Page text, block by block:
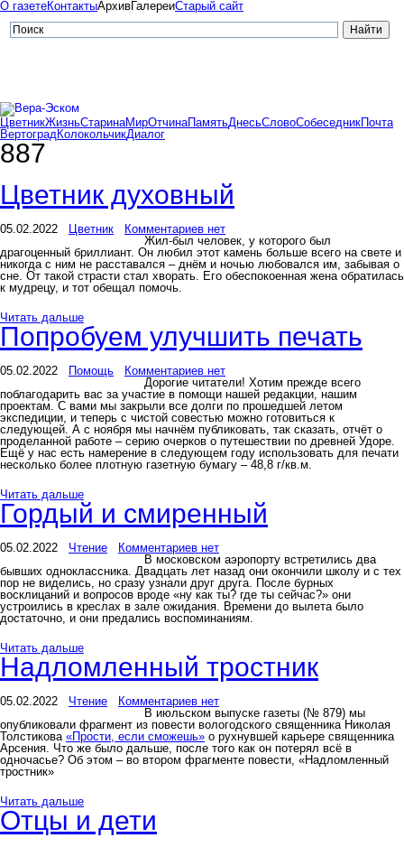
О газетеКонтактыАрхивГалереиСтарый сайт
ЦветникЖизньСтаринаМирОтчинаПамятьДнесьСловоСобеседникПочта
ВертоградКолокольчикДиалог
887
Цветник духовный
05.02.2022 Цветник
Комментариев нет
Жил-был человек, у которого был
драгоценный бриллиант. Он любил этот камень больше всего на свете и
никогда с ним не расставался – днём и ночью любовался им, забывая о
сне. От такой страсти стал хворать. Его обеспокоенная жена обратилась
к мудрецу, и тот обещал помочь.
Читать дальше
Попробуем улучшить печать
05.02.2022 Помощь
Комментариев нет
Дорогие читатели! Хотим прежде всего
поблагодарить вас за участие в помощи нашей редакции, нашим
проектам. С вами мы закрыли все долги по прошедшей летом
экспедиции, и теперь с чистой совестью можно готовиться к
следующей. А с ноября мы начнём публиковать, так сказать, отчёт о
проделанной работе – серию очерков о путешествии по древней Удоре.
Ещё у нас есть намерение в следующем году использовать для печати
несколько более плотную газетную бумагу – 48,8 г/кв.м.
Читать дальше
Гордый и смиренный
05.02.2022 Чтение
Комментариев нет
В московском аэропорту встретились два
бывших одноклассника. Двадцать лет назад они окончили школу и с тех
пор не виделись, но сразу узнали друг друга. После бурных
восклицаний и вопросов вроде «ну как ты? где ты сейчас?» они
устроились в креслах в зале ожидания. Времени до вылета было
достаточно, и они предались воспоминаниям.
Читать дальше
Надломленный тростник
05.02.2022 Чтение
Комментариев нет
В июльском выпуске газеты (№ 879) мы
опубликовали фрагмент из повести вологодского священника Николая
Толстикова «Прости, если сможешь» о рухнувшей карьере священника
Арсения. Что же было дальше, после того как он потерял всё в
одночасье? Об этом – во втором фрагменте повести, «Надломленный
тростник»
Читать дальше
Отцы и дети